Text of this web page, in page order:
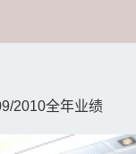
2010全年业绩